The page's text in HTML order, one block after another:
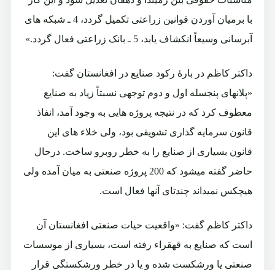
با برمیان آوردن قوانین زراعتی تکمیل گردد، 4 ـ شبکه های
آبرسانی وسیعاً انکشاف یابد، 5 ـ بانک زراعتی فعال گردد.»
داکتر کاظم در بارۀ رکود صنایع در افغانستان گفت:
«پلانهای پنجسله اول و دوم توجهی نسبتاً زیاد به صنایع
معطوف کرد که در نتیجه پروژه هایی به وجود آمد، انفاذ
قانون سرمایه گذاری تشویقی بود، ولی خلاء های این
قانون بسیاری از صنایع را به خطر روبرو ساخت. درحال
حاضر گفته میشود که 200 پروژه صنعتی به میان آمده ولی
هیچکس نمیداند چندتای آنها فعال است.
داکتر کاظم گفت: «واقعیت حیات صنعتی افغانستان آن
است که صنایع به قهقراء رفته است، بسیاری از موسسات
صنعتی یا ورشکست شده و یا در خطر ورشکستگی قرار